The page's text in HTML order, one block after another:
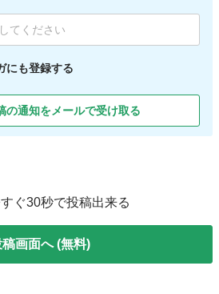
にも登録する
の通知をメールで受け取る
ぐ30秒で投稿出来る
稿画面へ (無料)